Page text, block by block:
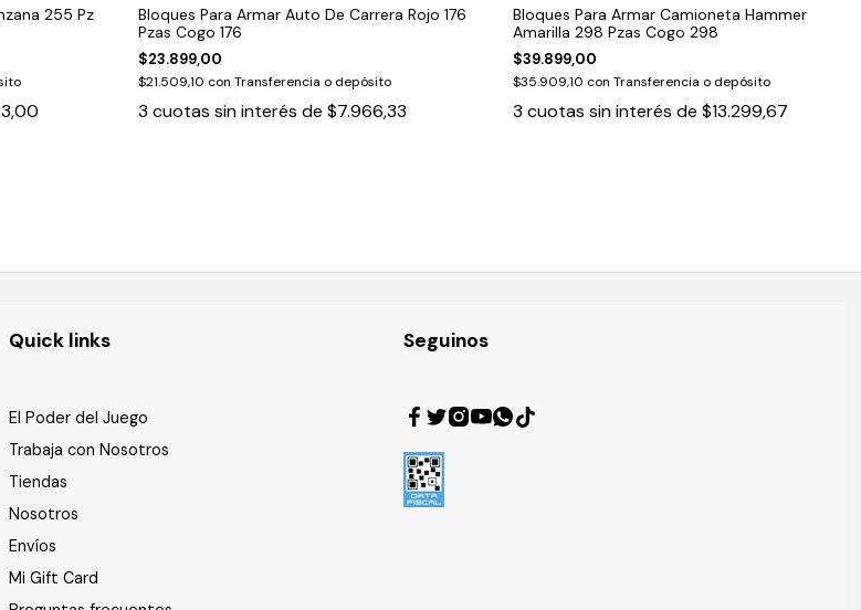
255 Pz
Bloques Para Armar Auto De Carrera Rojo 176
Pzas Cogo 176
$23.899,00
$21.509,10 con Transferencia o depósito
3 cuotas sin interés de $7.966,33
Bloques Para Armar Camioneta Hammer
Amarilla 298 Pzas Cogo 298
$39.899,00
$35.909,10 con Transferencia o depósito
3 cuotas sin interés de$13.299,67
Quick links
El Poder del Juego
Trabaja con Nosotros
Tiendas
Nosotros
Envíos
Mi Gift Card
Seguinos